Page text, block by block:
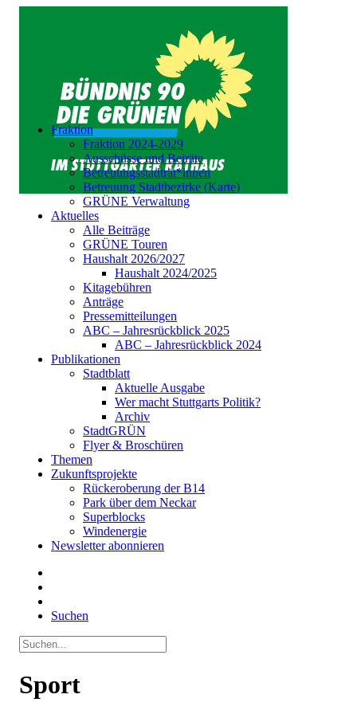
Fraktion
Fraktion 2024-2029
Ausschüsse und Beiräte
Betreuungsstadträt*innen
Betreuung Stadtbezirke (Karte)
GRÜNE Verwaltung
Aktuelles
Alle Beiträge
GRÜNE Touren
Haushalt 2026/2027
Haushalt 2024/2025
Kitagebühren
Anträge
Pressemitteilungen
ABC – Jahresrückblick 2025
ABC – Jahresrückblick 2024
Publikationen
Stadtblatt
Aktuelle Ausgabe
Wer macht Stuttgarts Politik?
Archiv
StadtGRÜN
Flyer & Broschüren
Themen
Zukunftsprojekte
Rückeroberung der B14
Park über dem Neckar
Superblocks
Windenergie
Newsletter abonnieren
Suchen
Sport